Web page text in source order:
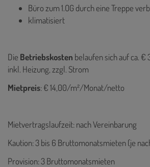
Büro zum 1.OG durch eine Treppe
klimatisiert
Die Betriebskosten belaufen sich auf ca.
inkl. Heizung, zzgl. Strom
Mietpreis: € 14,00/m²/Monat/netto
Mietvertragslaufzeit: nach Vereinbarung
Kaution: 3 bis 6 Bruttomonatsmieten (je
Provision: 3 Bruttomonatsmieten